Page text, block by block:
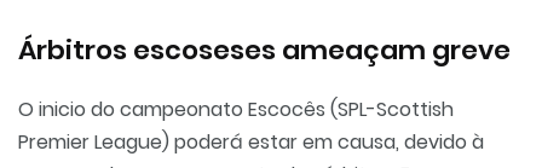
Árbitros escoseses ameaçam greve
O inicio do campeonato Escocês (SPL-Scottish
Premier League) poderá estar em causa, devido à